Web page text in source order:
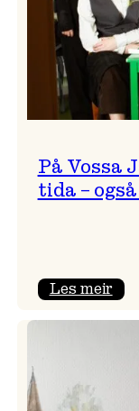
På Vossa
tida –
Les meir: